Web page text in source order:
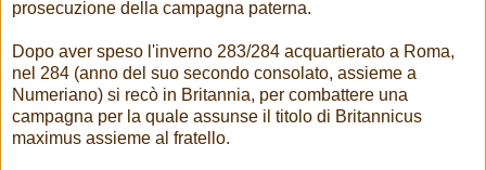
prosecuzione della campagna paterna.
Dopo aver speso l'inverno 283/284 acquartierato a Roma,
nel 284 (anno del suo secondo consolato, assieme a
Numeriano) si recò in Britannia, per combattere una
campagna per la quale assunse il titolo di Britannicus
maximus assieme al fratello.